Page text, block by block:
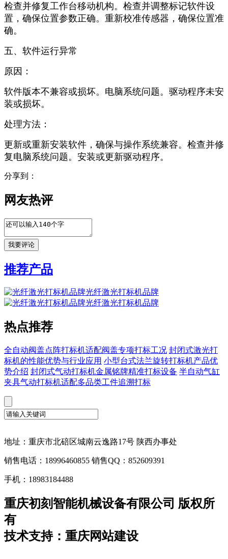
检查并修复工作台移动机构。检查并调整标记软件设
置，确保位置参数正确。重新校准传感器，确保位置准
确。
五、 软件运行异常
原因：
软件版本不兼容或损坏。电脑系统问题。驱动程序未安
装或损坏。
处理方法：
更新或重新安装软件，确保与操作系统兼容。检查并修
复电脑系统问题。安装或更新驱动程序。
分享到：
网友热评
推荐产品
光纤激光打标机品牌
光纤激光打标机品牌
热点推荐
全自动阀盖点阵打标机适配阀盖专项打标工况 封闭式激光打
标机的性能优势与行业应用 小型台式法兰旋转打标机产品优
势介绍 封闭式气动打标机金属铭牌精准打标设备 半自动气缸
夹具气动打标机适配多品类工件追溯打标
地址：重庆市北碚区城南云逸路17号 陕西办事处
销售电话：18996460855 销售QQ：852609391
手机：18983184488
重庆初刻智能机械设备有限公司 版权所
有
技术支持：重庆网站建设